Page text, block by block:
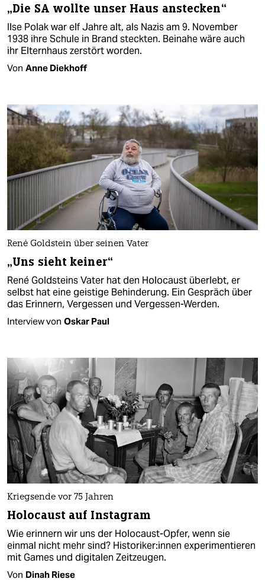
„Die SA wollte unser Haus anstecken“
Ilse Polak war elf Jahre alt, als Nazis am 9. November
1938 ihre Schule in Brand steckten. Beinahe wäre auch
ihr Elternhaus zerstört worden.
Von Anne Diekhoff
René Goldstein über seinen Vater
„Uns sieht keiner“
René Goldsteins Vater hat den Holocaust überlebt, er
selbst hat eine geistige Behinderung. Ein Gespräch über
das Erinnern, Vergessen und Vergessen-Werden.
Interview von Oskar Paul
Kriegsende vor 75 Jahren
Holocaust auf Instagram
Wie erinnern wir uns der Holocaust-Opfer, wenn sie
einmal nicht mehr sind? Historiker:innen experimentieren
mit Games und digitalen Zeitzeugen.
Von Dinah Riese